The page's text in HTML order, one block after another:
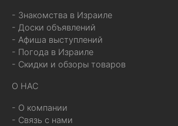
- Знакомства в Израиле
- Доски объявлений
- Афиша выступлений
- Погода в Израиле
- Скидки и обзоры товаров
О НАС
- О компании
- Связь с нами